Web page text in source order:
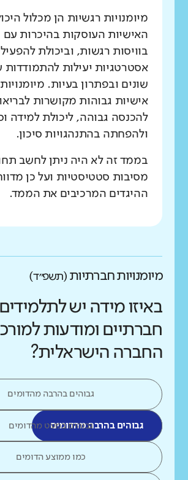
מיומנויות רגשיות הן מכלול
האישיות העוסקות בהיכרות עם
בוויסות רגשות, וביכולת להפעיל
אסטרטגיות יעילות
שונים ובפתרון בעיות.
אישיות גבוהות מקושרות
להכנסה גבוהה, ליכולת למידה
ולהפחתה בהתנהגויות סיכון.
בממד זה לא היה ניתן לחשב
מסיבות סטטיסטיות ועל כן
ההיגדים המרכיבים את הממד.
מיומנויות חברתיות (תשפ״ד)
באיזו מידה יש
חברתיים ומודעות
החברה הישראלית?
גבוהים בהרבה מהדומים
גבוהים בהרבה מהדומיםגבוהים במעט מהדומים
כמו ממוצע הדומים